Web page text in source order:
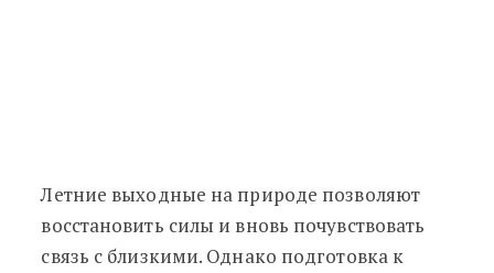
Летние выходные на природе позволяют
восстановить силы и вновь почувствовать
связь с близкими. Однако подготовка к